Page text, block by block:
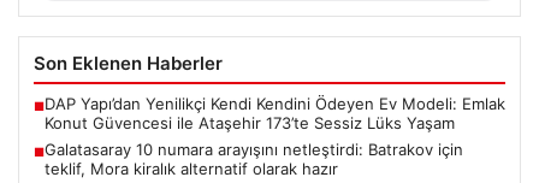
Son Eklenen Haberler
■DAP Yapı’dan Yenilikçi Kendi Kendini Ödeyen Ev Modeli: Emlak
Konut Güvencesi ile Ataşehir 173’te Sessiz Lüks Yaşam
■Galatasaray 10 numara arayışını netleştirdi: Batrakov için
teklif, Mora kiralık alternatif olarak hazır